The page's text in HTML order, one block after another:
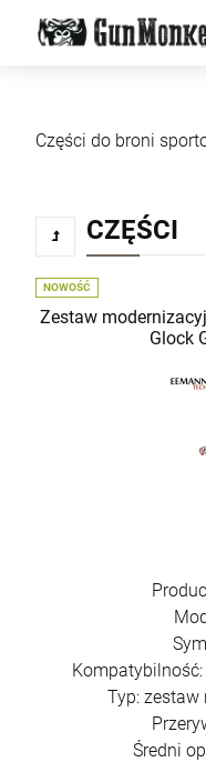
Części do broni
CZĘŚCI
Zestaw
Glock
Kompatybilność:
Typ: zestaw
Średni
NOWOŚĆ